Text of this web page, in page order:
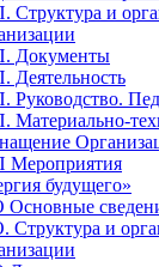
Структура и
Документы
Деятельность
Руководство.
Материально-
будущего»
Структура и